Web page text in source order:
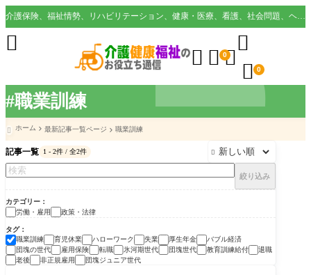
#職業訓練
介護保険、福祉情勢、リハビリテーション、健康・医療、看護、社会問題、ヘルスケア業界など様々な切り口から役立つ情報を配信。
  0

 0

 ホーム 最新記事一覧ページ 職業訓練
記事一覧 1 - 2件 / 全2件 
絞り込み
カテゴリー
労働・雇用
政策・法律
タグ
職業訓練
育児休業 ハローワーク 失業 厚生年金
バブル経済
団塊の世代
雇用保険 転職 氷河期世代 団塊世代 教育訓練給付
退職
老後
非正規雇用 団塊ジュニア世代
労働・雇用